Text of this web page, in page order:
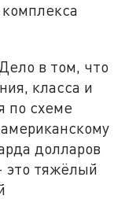
в том, что
класса и
по схеме
долларов
это тяжёлый